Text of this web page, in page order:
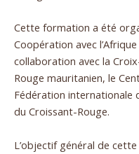
Cette formation a été
Coopération avec
collaboration avec la
Rouge mauritanien, le
Fédération internationale
du Croissant-Rouge.
L’objectif général de